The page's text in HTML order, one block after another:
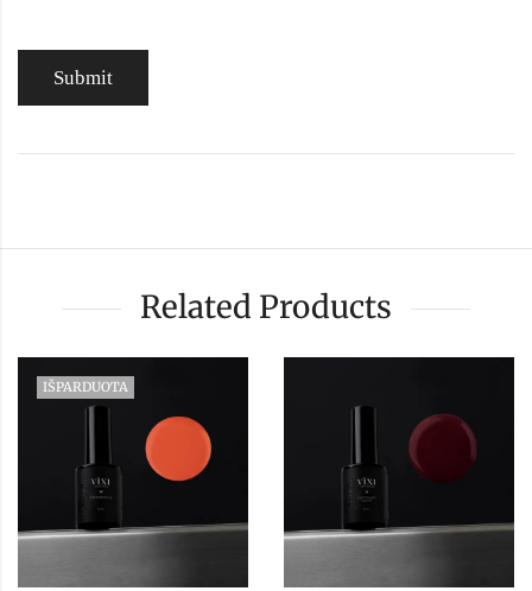
Related Products
IŠPARDUOTA